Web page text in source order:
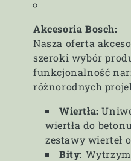
Akcesoria Bosch:
Nasza oferta
szeroki wybór
funkcjonalność
różnorodnych
Wiertła:
wiertła do
zestawy wierteł
Bity: